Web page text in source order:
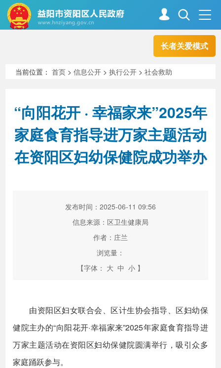
长者关爱模式
走进资阳
新闻中心 解读回应
当前位置：首页 >信息公开 >执行公开 >社会救助
“向阳花开 · 幸福家来”2025年
家庭食育指导进万家主题活动
在资阳区妇幼保健院成功举办
发布时间：2025-06-11 09:56
信息来源：区卫生健康局
作者：庄兰
浏览量：
【字体： 大 中 小 】
由资阳区妇女联合会、区计生协会指导、区妇幼保
健院主办的“向阳花开·幸福家来”2025年家庭食育指导进
万家主题活动在资阳区妇幼保健院圆满举行，吸引众多
家庭踊跃参与。